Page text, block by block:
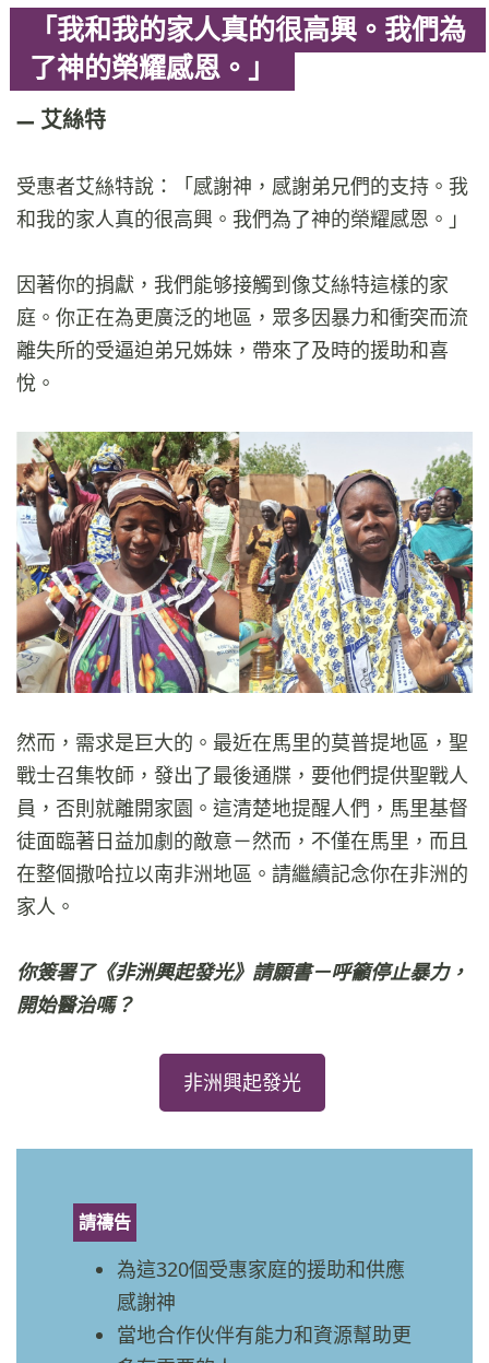
「我和我的家人真的很高興。我們為
了神的榮耀感恩。」
艾絲特
受惠者艾絲特說：「感謝神，感謝弟兄們的支持。我
和我的家人真的很高興。我們為了神的榮耀感恩。」
因著你的捐獻，我們能够接觸到像艾絲特這樣的家
庭。你正在為更廣泛的地區，眾多因暴力和衝突而流
離失所的受逼迫弟兄姊妹，帶來了及時的援助和喜
悅。
然而，需求是巨大的。最近在馬里的莫普提地區，聖
戰士召集牧師，發出了最後通牒，要他們提供聖戰人
員，否則就離開家園。這清楚地提醒人們，馬里基督
徒面臨著日益加劇的敵意－然而，不僅在馬里，而且
在整個撒哈拉以南非洲地區。請繼續記念你在非洲的
家人。
你簽署了《非洲興起發光》請願書－呼籲停止暴力，
開始醫治嗎？
非洲興起發光
請禱告
為這320個受惠家庭的援助和供應
感謝神
當地合作伙伴有能力和資源幫助更